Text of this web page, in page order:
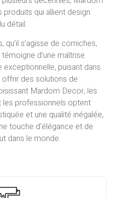
qui allient design
détail.
s’agisse de corniches,
d’une maîtrise
puisant dans
des solutions de
Mardom Decor, les
professionnels optent
et une qualité inégalée,
touche d’élégance et de
dans le monde.